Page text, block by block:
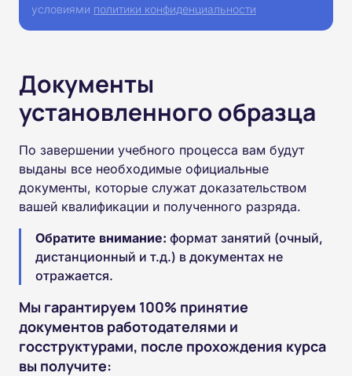
условиями политики конфиденциальности
Документы
установленного образца
По завершении учебного процесса вам будут
выданы все необходимые официальные
документы, которые служат доказательством
вашей квалификации и полученного разряда.
Обратите внимание: формат занятий (очный,
дистанционный и т.д.) в документах не
отражается.
Мы гарантируем 100% принятие
документов работодателями и
госструктурами, после прохождения курса
вы получите: